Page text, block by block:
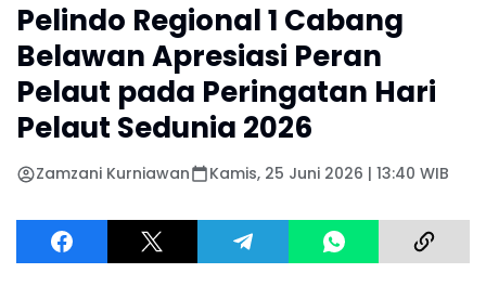
Pelindo Regional 1 Cabang
Belawan Apresiasi Peran
Pelaut pada Peringatan Hari
Pelaut Sedunia 2026
Zamzani Kurniawan Kamis, 25 Juni 2026 | 13:40 WIB